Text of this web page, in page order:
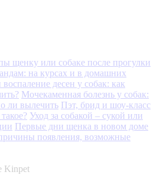
щенку или собаке после прогулки
на курсах и в домашних
десен у собак: как
Мочекаменная болезнь у собак:
ли вылечить Пэт, брид и шоу-класс
Уход за собакой – сукой или
Первые дни щенка в новом доме
появления, возможные
Kinpet